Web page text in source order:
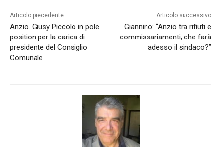
Articolo precedente
Anzio. Giusy Piccolo in pole
position per la carica di
presidente del Consiglio
Comunale
Articolo successivo
Giannino: “Anzio tra rifiuti e
commissariamenti, che farà
adesso il sindaco?”